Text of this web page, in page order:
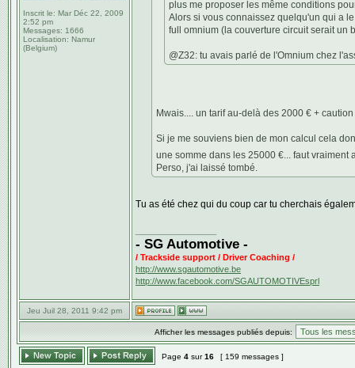
Inscrit le: Mar Déc 22, 2009
2:52 pm
Messages: 1666
Localisation: Namur
(Belgium)
plus me proposer les même conditions
Alors si vous connaissez quelqu'un qui a
full omnium (la couverture circuit serait un
@Z32: tu avais parlé de l'Omnium chez
Mwais.... un tarif au-delà des 2000 € +
Si je me souviens bien de mon calcul cela
une somme dans les 25000 €... faut vraiment
Perso, j'ai laissé tombé.
Tu as été chez qui du coup car tu cherchais
- SG Automotive -
/ Trackside support / Driver Coaching /
http://www.sgautomotive.be
http://www.facebook.com/SGAUTOMOTIVEsprl
Jeu Juil 28, 2011 9:42 pm
Afficher les messages publiés depuis:
Page 4 sur16 [ 159 messages ]